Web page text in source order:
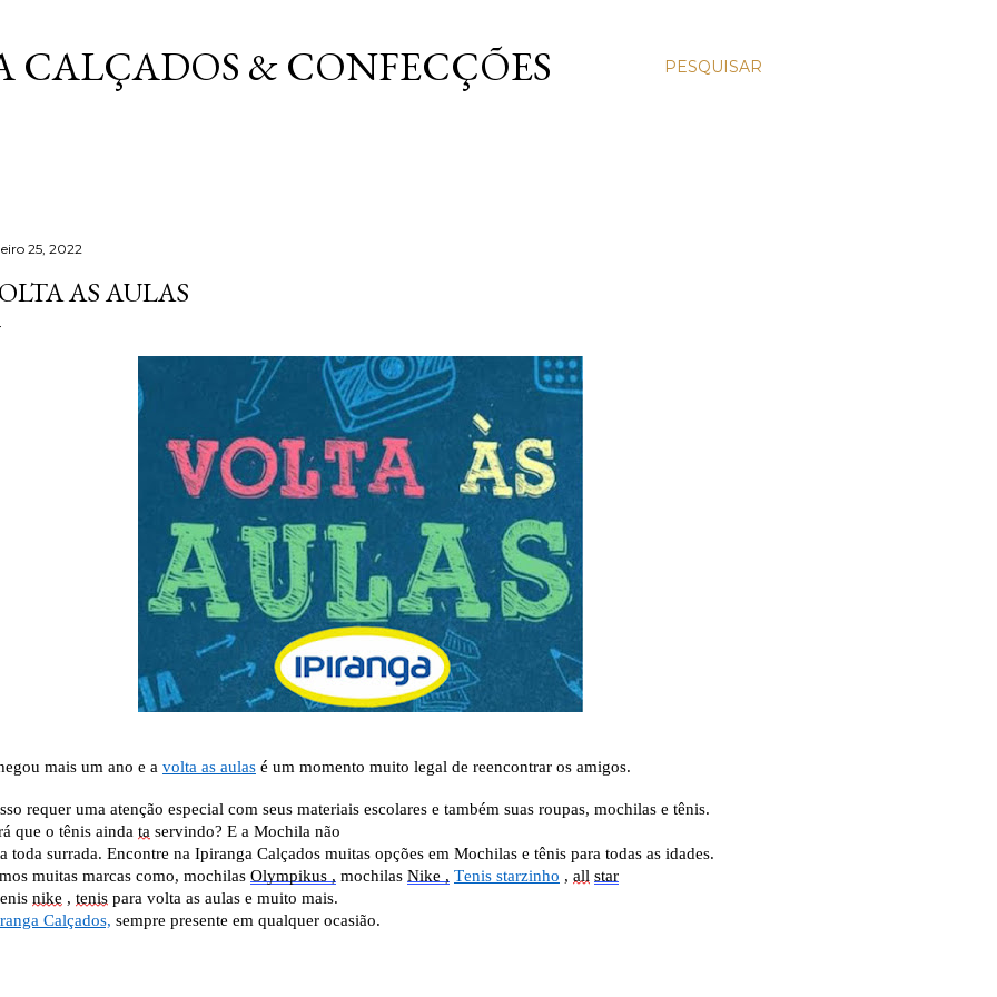
PESQUISAR
& CONFECÇÕES
25, 2022
AS AULAS
mais um ano e a volta as aulas é um momento muito legal de reencontrar os amigos.
requer uma atenção especial com seus materiais escolares e também suas roupas, mochilas e tênis.
que o tênis ainda ta servindo? E a Mochila não
toda surrada. Encontre na Ipiranga Calçados muitas opções em Mochilas e tênis para todas as idades.
muitas marcas como, mochilas Olympikus , mochilas Nike , Tenis starzinho , all star
nike , tenis para volta as aulas e muito mais.
Calçados, sempre presente em qualquer ocasião.